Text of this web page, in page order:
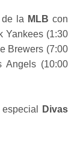
de la MLB con
Yankees (1:30
Brewers (7:00
Angels (10:00
Divas